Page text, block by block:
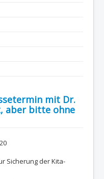
mit Dr.
aber bitte ohne
Sicherung der Kita-